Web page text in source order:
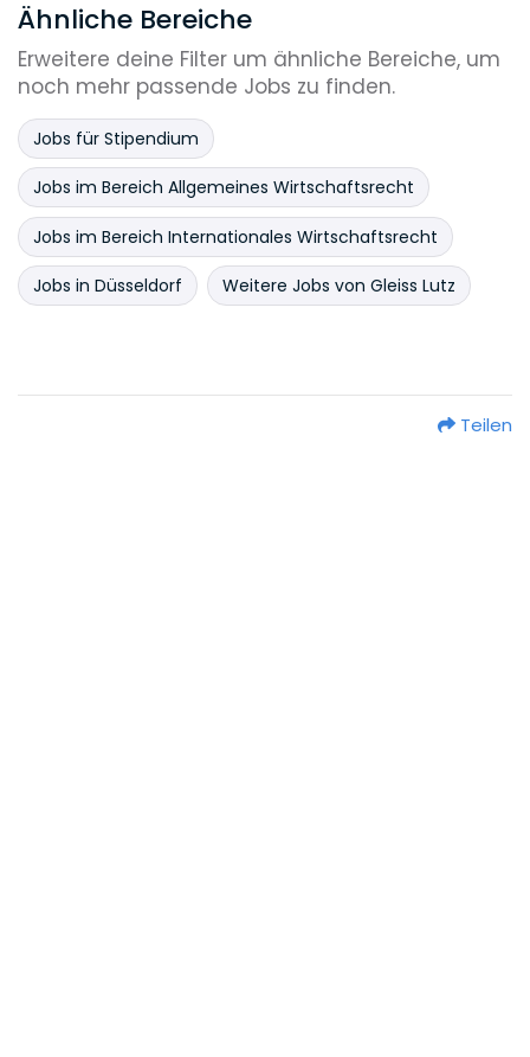
Ähnliche Bereiche
Erweitere deine Filter um ähnliche Bereiche, um
noch mehr passende Jobs zu finden.
Jobs für Stipendium
Jobs im Bereich Allgemeines Wirtschaftsrecht
Jobs im Bereich Internationales Wirtschaftsrecht
Jobs in Düsseldorf Weitere Jobs von Gleiss Lutz
Teilen